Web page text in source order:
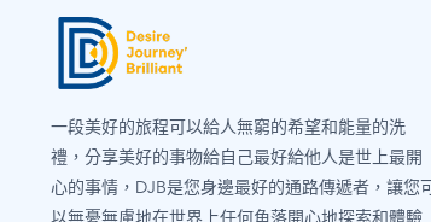
一段美好的旅程可以給人無窮的希望和能量的洗
禮，分享美好的事物給自己最好給他人是世上最開
心的事情，DJB是您身邊最好的通路傳遞者，讓您可
以無憂無慮地在世界上任何角落開心地探索和體驗